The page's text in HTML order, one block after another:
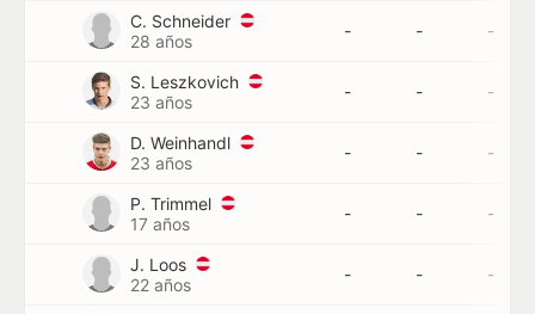
C. Schneider
28 años
- - -
S. Leszkovich
23 años
- - -
D. Weinhandl
23 años
- - -
P. Trimmel
17 años
- - -
J. Loos
22 años
- - -